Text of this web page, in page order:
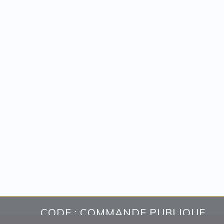
CODE : COMMANDE PUBLIQUE